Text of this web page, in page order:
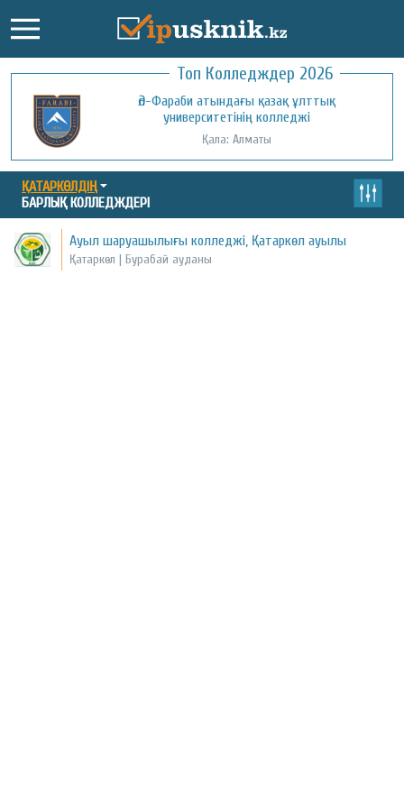
Топ Колледждер 2026
Әл-Фараби атындағы қазақ ұлттық
университетінің колледжі
Қала: Алматы
ҚАТАРКӨЛДІҢ
БАРЛЫҚ КОЛЛЕДЖДЕРІ
Ауыл шаруашылығы колледжі, Қатаркөл ауылы
Қатаркөл | Бурабай ауданы